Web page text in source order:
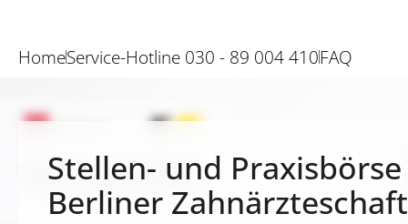
HomeService-Hotline 030 - 89 004 410FAQ
Stellen- und
Berliner Zahnärzteschaft